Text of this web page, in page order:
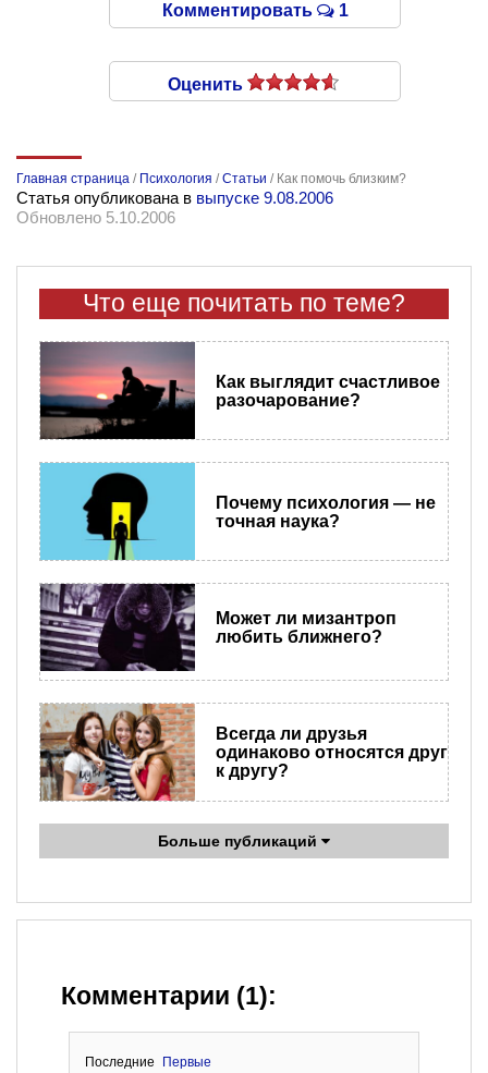
Комментировать 1
Оценить
Главная страница / Психология /Статьи / Как помочь близким?
Статья опубликована в выпуске 9.08.2006
Обновлено 5.10.2006
Что еще почитать по теме?
Как выглядит счастливое
разочарование?
Почему психология — не
точная наука?
Может ли мизантроп
любить ближнего?
Всегда ли друзья
одинаково относятся друг
к другу?
Больше публикаций
Комментарии (1):
Последние
Первые